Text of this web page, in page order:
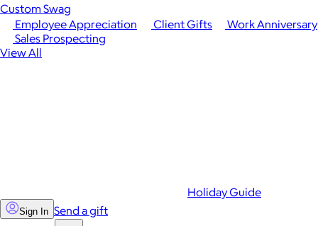
Employee Appreciation Client Gifts
Work Anniversary
Sales Prospecting
View All
Custom Swag
Holiday Guide
Sign In Send a gift